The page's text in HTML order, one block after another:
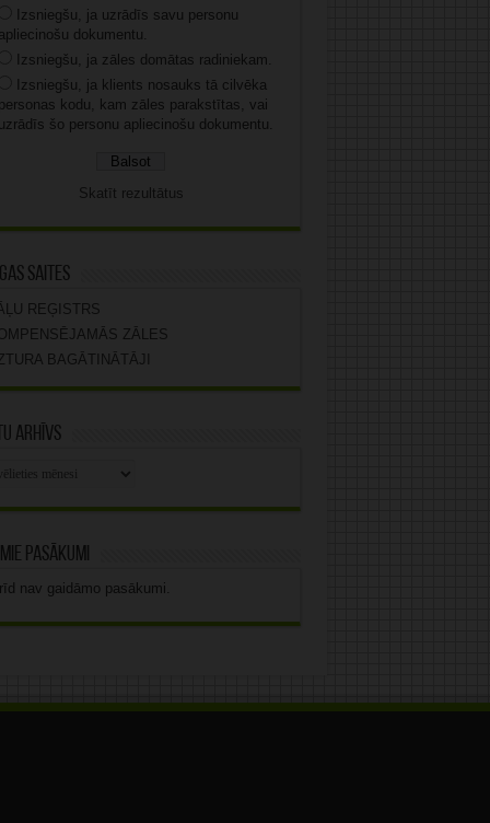
Izsniegšu, ja uzrādīs savu personu
dokumentu.
Izsniegšu, ja zāles domātas radiniekam.
Izsniegšu, ja klients nosauks tā cilvēka
kodu, kam zāles parakstītas, vai
šo personu apliecinošu dokumentu.
Skatīt rezultātus
saites
REĢISTRS
ZĀLES
BAGĀTINĀTĀJI
arhīvs
pasākumi
nav gaidāmo pasākumi.